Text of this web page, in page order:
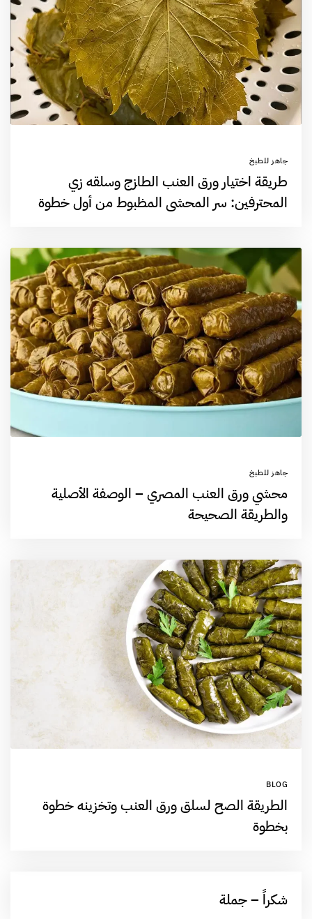
جاهز للطبخ
طريقة اختيار ورق العنب الطازج وسلقه زي
المحترفين: سر المحشي المظبوط من أول خطوة
جاهز للطبخ
محشي ورق العنب المصري – الوصفة الأصلية
والطريقة الصحيحة
BLOG
الطريقة الصح لسلق ورق العنب وتخزينه خطوة
بخطوة
شكراً – جملة